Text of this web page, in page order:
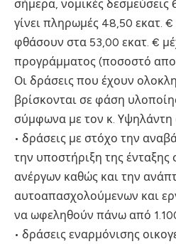
σήμερα, νομικές δεσμεύσεις
γίνει πληρωμές 48,50 εκατ.
φθάσουν στα 53,00 εκατ. €
προγράμματος (ποσοστό
Οι δράσεις που έχουν
βρίσκονται σε φάση
σύμφωνα με τον κ. Υψηλάντη
• δράσεις με στόχο την
την υποστήριξη της ένταξης
ανέργων καθώς και την
αυτοαπασχολούμενων και
να ωφεληθούν πάνω από
• δράσεις εναρμόνισης